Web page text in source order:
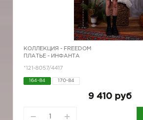
КОЛЛЕКЦИЯ - FREEDOM
ПЛАТЬЕ - ИНФАНТА
*121-8057/4417
164-84 170-84
9 410 руб